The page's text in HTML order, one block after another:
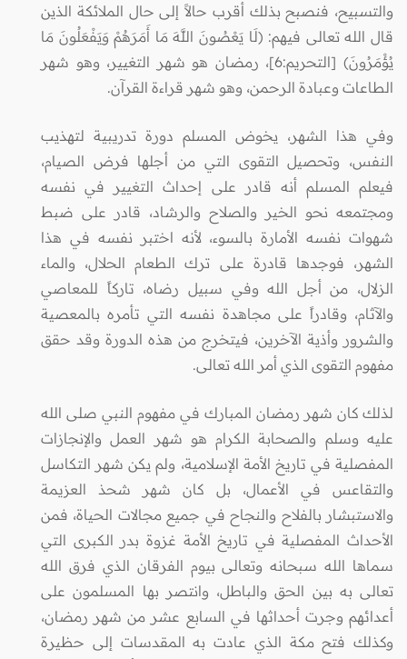
والتسبيح، فنصبح بذلك أقرب حالاً إلى حال الملائكة الذين
قال الله تعالى فيهم: (لَا يَعْصُونَ اللَّهَ مَا أَمَرَهُمْ وَيَفْعَلُونَ مَا
يُؤْمَرُونَ) [التحريم:6]، رمضان هو شهر التغيير، وهو شهر
الطاعات وعبادة الرحمن، وهو شهر قراءة القرآن.
وفي هذا الشهر، يخوض المسلم دورة تدريبية لتهذيب
النفس، وتحصيل التقوى التي من أجلها فرض الصيام،
فيعلم المسلم أنه قادر على إحداث التغيير في نفسه
ومجتمعه نحو الخير والصلاح والرشاد، قادر على ضبط
شهوات نفسه الأمارة بالسوء، لأنه اختبر نفسه في هذا
الشهر، فوجدها قادرة على ترك الطعام الحلال، والماء
الزلال، من أجل الله وفي سبيل رضاه، تاركاً للمعاصي
والآثام، وقادراً على مجاهدة نفسه التي تأمره بالمعصية
والشرور وأذية الآخرين، فيتخرج من هذه الدورة وقد حقق
مفهوم التقوى الذي أمر الله تعالى.
لذلك كان شهر رمضان المبارك في مفهوم النبي صلى الله
عليه وسلم والصحابة الكرام هو شهر العمل والإنجازات
المفصلية في تاريخ الأمة الإسلامية، ولم يكن شهر التكاسل
والتقاعس في الأعمال، بل كان شهر شحذ العزيمة
والاستبشار بالفلاح والنجاح في جميع مجالات الحياة، فمن
الأحداث المفصلية في تاريخ الأمة غزوة بدر الكبرى التي
سماها الله سبحانه وتعالى بيوم الفرقان الذي فرق الله
تعالى به بين الحق والباطل، وانتصر بها المسلمون على
أعدائهم وجرت أحداثها في السابع عشر من شهر رمضان،
وكذلك فتح مكة الذي عادت به المقدسات إلى حظيرة